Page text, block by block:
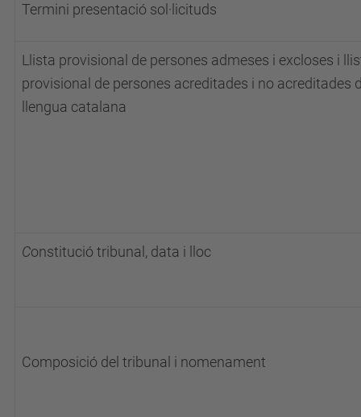
Termini presentació sol·licituds
Llista provisional de persones admeses i excloses i
provisional de persones acreditades i no acreditades
llengua catalana
Constitució tribunal, data i lloc
Composició del tribunal i nomenament